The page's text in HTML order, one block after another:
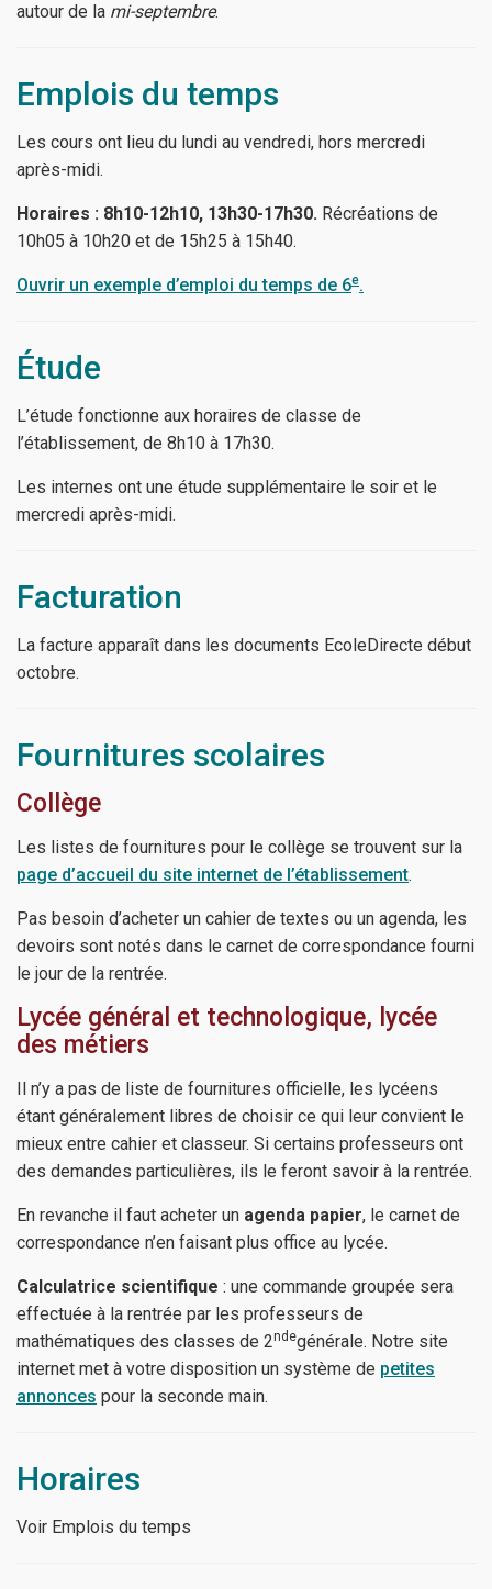
autour de la mi-septembre.
Emplois du temps
Les cours ont lieu du lundi au vendredi, hors mercredi
après-midi.
Horaires : 8h10-12h10, 13h30-17h30. Récréations de
10h05 à 10h20 et de 15h25 à 15h40.
Ouvrir un exemple d’emploi du temps de 6e.
Étude
L’étude fonctionne aux horaires de classe de
l’établissement, de 8h10 à 17h30.
Les internes ont une étude supplémentaire le soir et le
mercredi après-midi.
Facturation
La facture apparaît dans les documents EcoleDirecte début
octobre.
Fournitures scolaires
Collège
Les listes de fournitures pour le collège se trouvent sur la
page d’accueil du site internet de l’établissement.
Pas besoin d’acheter un cahier de textes ou un agenda, les
devoirs sont notés dans le carnet de correspondance fourni
le jour de la rentrée.
Lycée général et technologique, lycée
des métiers
Il n’y a pas de liste de fournitures officielle, les lycéens
étant généralement libres de choisir ce qui leur convient le
mieux entre cahier et classeur. Si certains professeurs ont
des demandes particulières, ils le feront savoir à la rentrée.
En revanche il faut acheter un agenda papier, le carnet de
correspondance n’en faisant plus office au lycée.
Calculatrice scientifique : une commande groupée sera
effectuée à la rentrée par les professeurs de
mathématiques des classes de 2ndegénérale. Notre site
internet met à votre disposition un système de petites
annonces pour la seconde main.
Horaires
Voir Emplois du temps